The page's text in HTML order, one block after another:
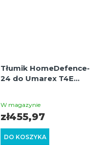
Tłumik HomeDefence-
24 do Umarex T4E
cm
wynosi
W magazynie
DO KOSZYKA
zł455,97